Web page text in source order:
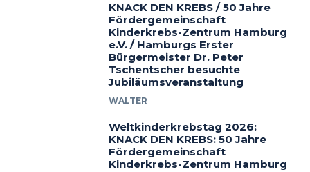
KNACK DEN KREBS / 50 Jahre
Fördergemeinschaft
Kinderkrebs-Zentrum Hamburg
e.V. / Hamburgs Erster
Bürgermeister Dr. Peter
Tschentscher besuchte
Jubiläumsveranstaltung
WALTER
Weltkinderkrebstag 2026:
KNACK DEN KREBS: 50 Jahre
Fördergemeinschaft
Kinderkrebs-Zentrum Hamburg